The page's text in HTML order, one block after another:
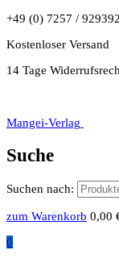
+49 (0) 7257 /
Kostenloser Versand
14 Tage
Mangei-Verlag
Suche
Suchen nach:
zum Warenkorb 0,00
0